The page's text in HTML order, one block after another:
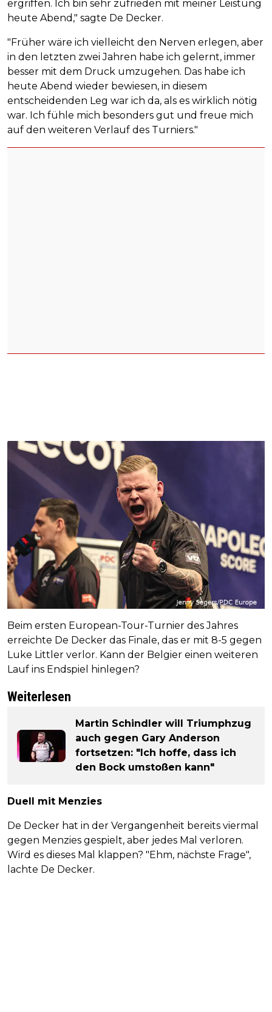
ergriffen. Ich bin sehr zufrieden mit meiner Leistung
heute Abend," sagte De Decker.
"Früher wäre ich vielleicht den Nerven erlegen, aber
in den letzten zwei Jahren habe ich gelernt, immer
besser mit dem Druck umzugehen. Das habe ich
heute Abend wieder bewiesen, in diesem
entscheidenden Leg war ich da, als es wirklich nötig
war. Ich fühle mich besonders gut und freue mich
auf den weiteren Verlauf des Turniers."
Beim ersten European-Tour-Turnier des Jahres
erreichte De Decker das Finale, das er mit 8-5 gegen
Luke Littler verlor. Kann der Belgier einen weiteren
Lauf ins Endspiel hinlegen?
Weiterlesen
Martin Schindler will Triumphzug
auch gegen Gary Anderson
fortsetzen: "Ich hoffe, dass ich
den Bock umstoßen kann"
Duell mit Menzies
De Decker hat in der Vergangenheit bereits viermal
gegen Menzies gespielt, aber jedes Mal verloren.
Wird es dieses Mal klappen? "Ehm, nächste Frage",
lachte De Decker.